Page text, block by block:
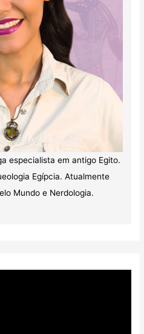
especialista em antigo Egito.
Egípcia. Atualmente
Mundo e Nerdologia.